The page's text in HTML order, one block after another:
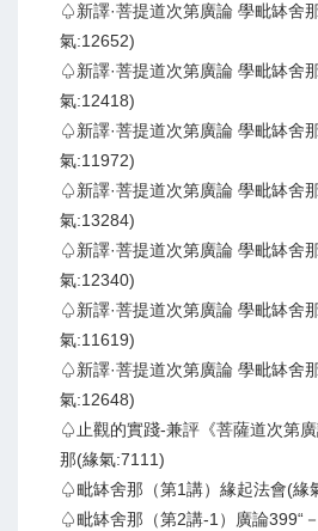
♤新譯·菩提道次第廣論 學毗缽舍
氣:12652)
♤新譯·菩提道次第廣論 學毗缽舍
氣:12418)
♤新譯·菩提道次第廣論 學毗缽舍
氣:11972)
♤新譯·菩提道次第廣論 學毗缽舍
氣:13284)
♤新譯·菩提道次第廣論 學毗缽舍
氣:12340)
♤新譯·菩提道次第廣論 學毗缽舍
氣:11619)
♤新譯·菩提道次第廣論 學毗缽舍
氣:12648)
♤止觀的實踐-兼評《菩薩道次第
那(緣氣:7111)
♤毗缽舍那（第1講）緣起法會(緣
♤毗缽舍那（第2講-1）廣論399“